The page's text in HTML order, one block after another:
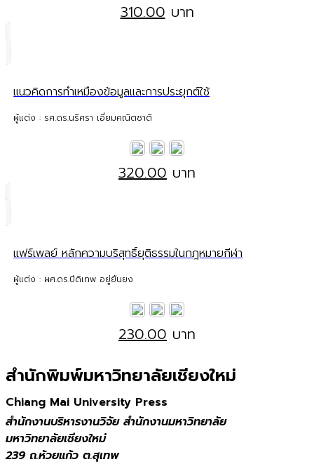
310.00 บาท
แนวคิดการทำเหมืองข้อมูลและการประยุกต์ใช้
ผู้แต่ง : รศ.ดร.นริศรา เอี่ยมคณิตชาติ
320.00 บาท
แฟร์เพลย์ หลักความบริสุทธิ์ยุติธรรมในกฎหมายกีฬา
ผู้แต่ง : ผศ.ดร.ปีดิเทพ อยู่ยืนยง
230.00 บาท
สำนักพิมพ์มหาวิทยาลัยเชียงใหม่
Chiang Mai University Press
สำนักงานบริหารงานวิจัย สำนักงานมหาวิทยาลัย
มหาวิทยาลัยเชียงใหม่
239 ถ.ห้วยแก้ว ต.สุเทพ